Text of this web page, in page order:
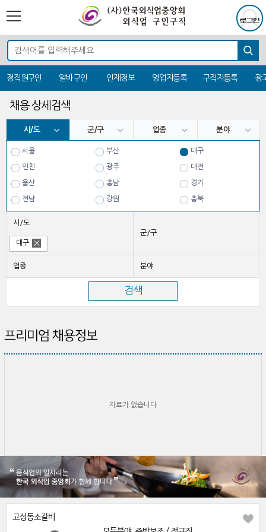
정직원구인 알바구인 인재정보 영업자등록 구직자등록 광
채용 상세검색
시/도 군/구 업종 분야
서울 부산 대구
인천 광주 대전
울산 충남 경기
전남 강원 충북
시/도
대구
군/구
업종 분야
프리미엄 채용정보
자료가 없습니다
고성동소갈비